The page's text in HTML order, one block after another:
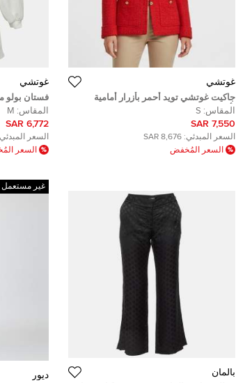
غوتشي
جاكيت غوتشي تويد أحمر بأزرار أمامية
بأكمام طويلة مقاس صغير ( سمول )
المقاس: S
7,550 SAR
السعر المبدئي: 8,676 SAR
السعر المُخفض
غوتشي
فستان بولو
بشبكة جي
المقاس: M
6,772 SAR
السعر
السعر
بالمان
غير مستعمل
ديور